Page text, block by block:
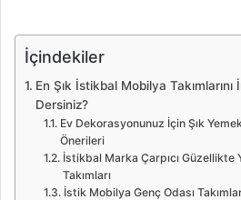
İçindekiler
En Şık İstikbal Mobilya
Dersiniz?
Ev Dekorasyonunuz İçin Şık
Önerileri
İstikbal Marka Çarpıcı Güzellikte
Takımları
İstik Mobilya Genç Odası